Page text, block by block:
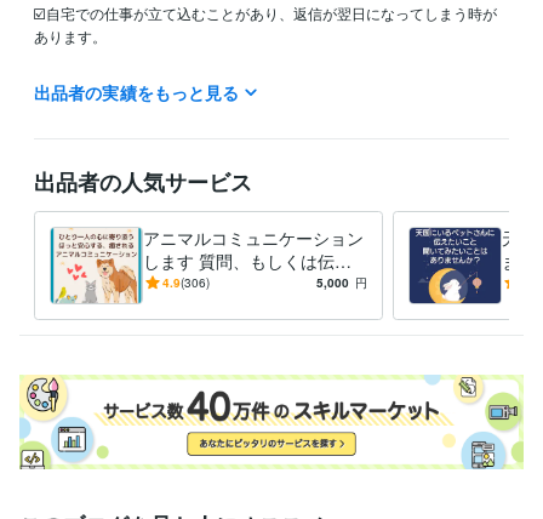
☑️自宅での仕事が立て込むことがあり、返信が翌日になってしまう時が
あります。
☑️鑑定結果をお送りするのに、早ければ1～3日ですが、1週間程かかって
しまうことがあります。
変恐れ入りますが、ご了承ください。
☑️なるべくご購入者様ひとりひとりに、十分な時間をかけて丁寧に対応
したいと思っております。ですので、一度に承れる件数が限られており
ます。ご了承ください。
資格・検定
アメリカ、カリフォルニア州認定マッサージセラピスト
取得年 : 201
アニマルコミュニケーター 取得年 : 2021年
得意分野
住まい・美容・生活相談 アニマルコミュニケーション
ペット相談 動物
出品者の実績をもっと見る
出品者の人気サービス
アニマルコミュニケーション
します 質問、もしくは伝え
たいことを全部で3つ承りま
4.9(306) 5,000 円
天国
ま
い